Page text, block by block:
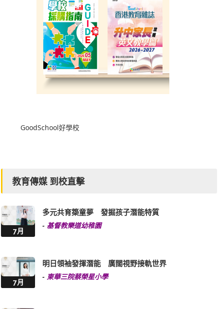
GoodSchool好學校
教育傳媒 到校直擊
7月
多元共育築童夢 發掘孩子潛能特質
- 基督教樂道幼稚園
7月
明日領袖發揮潛能 廣闊視野接軌世界
- 東華三院蔡榮星小學